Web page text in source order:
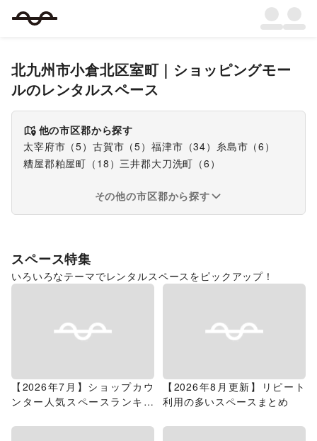
北九州市小倉北区室町｜ ショッピングモー
ルのレンタルスペース
他の市区郡から探す
太宰府市 （5） 古賀市 （5） 福津市 （34） 糸島市 （6 ）
糟屋郡粕屋町 （ 18 ）三井郡大刀洗町 （6 ）
その他の市区郡から探す
スペース特集
いろいろなテーマでレンタルスペースをピックアップ！
【2026年7月】ショップカウ
ンター人気スペースランキン
【2026年8月更新】リピート
利用の多いスペースまとめ